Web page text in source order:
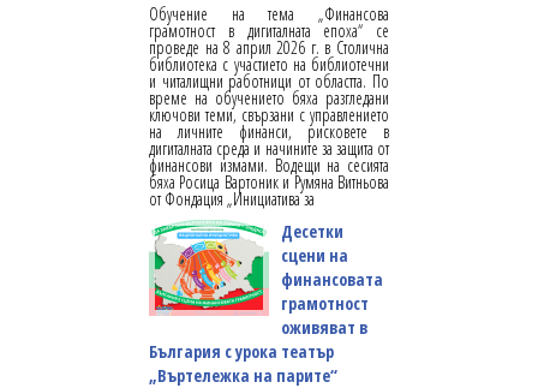
Обучение на тема „Финансова
грамотност в дигиталната епоха“ се
проведе на 8 април 2026 г. в Столична
библиотека с участието на библиотечни
и читалищни работници от областта. По
време на обучението бяха разгледани
ключови теми, свързани с управлението
на личните финанси, рисковете в
дигиталната среда и начините за защита от
финансови измами. Водещи на сесията
бяха Росица Вартоник и Румяна Витньова
от Фондация „Инициатива за
Десетки
сцени на
финансовата
грамотност
оживяват в
България с урока театър
„Въртележка на парите“